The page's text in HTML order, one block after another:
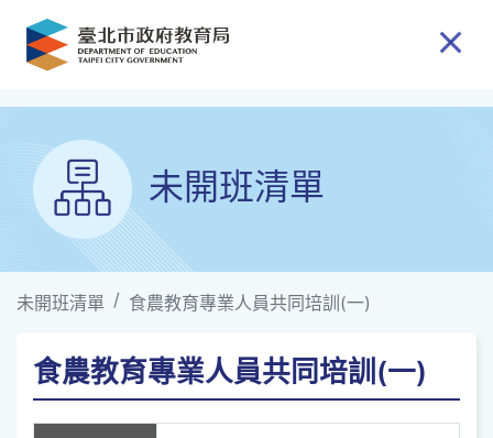
跳到主要內容
未開班清單
未開班清單 食農教育專業人員共同培訓(一)
食農教育專業人員共同培訓(一)